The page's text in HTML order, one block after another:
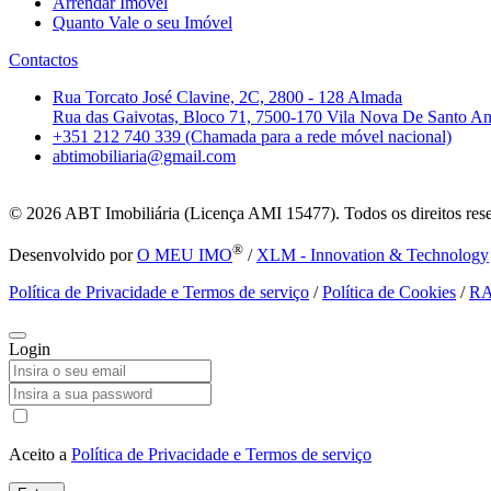
Quanto Vale o seu Imóvel
Contactos
Rua Torcato José Clavine, 2C, 2800 - 128 Almada
Rua das Gaivotas, Bloco 71, 7500-170 Vila Nova De Santo
+351 212 740 339 (Chamada para a rede móvel nacional)
abtimobiliaria@gmail.com
© 2026 ABT Imobiliária (Licença AMI 15477). Todos os direitos
Desenvolvido porO MEU IMO® / XLM - Innovation & Technology
Política de Privacidade e Termos de serviço /Política de Cookies /
Login
Aceito a Política de Privacidade e Termos de serviço